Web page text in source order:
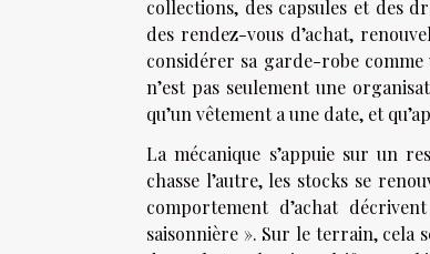
collections, des capsules et des
des rendez-vous d’achat,
considérer sa garde-robe
n’est pas seulement une
qu’un vêtement a une date, et
La mécanique s’appuie sur un
chasse l’autre, les stocks se
comportement d’achat
saisonnière ». Sur le terrain, cela